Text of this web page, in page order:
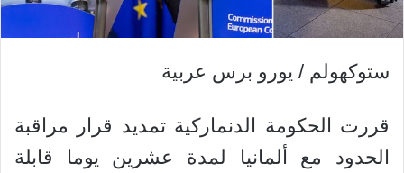
ستوكهولم / يورو برس عربية
قررت الحكومة الدنماركية تمديد قرار مراقبة
الحدود مع ألمانيا لمدة عشرين يوما قابلة